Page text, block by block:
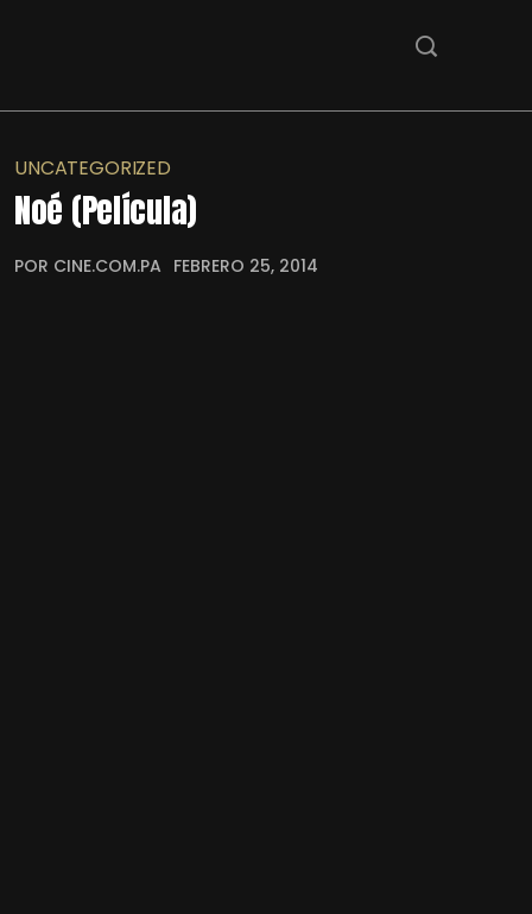
UNCATEGORIZED
Noé (Película)
POR CINE.COM.PA FEBRERO 25, 2014